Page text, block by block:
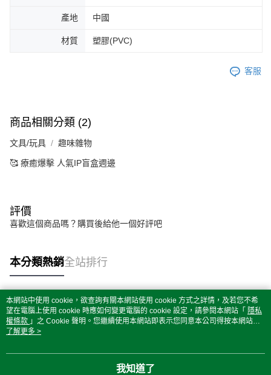
產地 中國
材質 塑膠(PVC)
客服
商品相關分類 (2)
文具/玩具 趣味雜物
🥰 療癒爆擊 人氣IP盲盒週邊
評價
喜歡這個商品嗎？購買後給他一個好評吧
本分類熱銷全站排行
熱門標籤
本網站中使用 cookie，欲查詢有關本網站使用 cookie 方式之詳情，及若您不希
望在電腦上使用 cookie 時應如何變更電腦的 cookie 設定，請參閱本網站「 隱私
權條款 」之 Cookie 聲明。您繼續使用本網站即表示您同意本公司得按本網站使
用條款之 Cookie 聲明使用 cookie。
了解更多 >
我知道了